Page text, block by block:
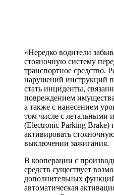
«Нередко водители
стояночную систему
транспортное средство.
нарушений инструкций
стать инциденты,
повреждением
а также с нанесением
том числе с летальными
(Electronic Parking Brake)
активировать
выключении зажигания.
В кооперации с
средств существует
дополнительных
автоматическая